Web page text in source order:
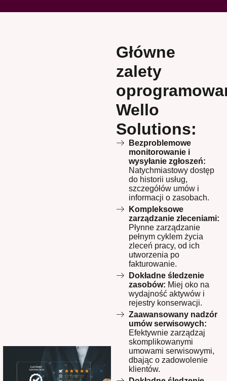
Główne
zalety
Wello
Solutions:
Bezproblemowe
monitorowanie i
wysyłanie zgłoszeń:
Natychmiastowy dostęp
do historii usług,
szczegółów umów i
informacji o zasobach.
Kompleksowe
zarządzanie zleceniami:
Płynne zarządzanie
pełnym cyklem życia
zleceń pracy, od ich
utworzenia po
fakturowanie.
Dokładne śledzenie
zasobów: Miej oko na
wydajność aktywów i
rejestry konserwacji.
Zaawansowany nadzór
umów serwisowych:
Efektywnie zarządzaj
skomplikowanymi
umowami serwisowymi,
dbając o zadowolenie
klientów.